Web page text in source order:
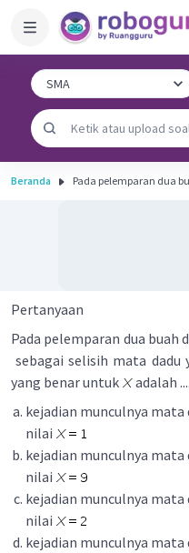
Beranda Pada pelemparan dua
Pertanyaan
Pada pelemparan dua buah
sebagai selisih mata dadu
yang benar untuk
adalah ....
kejadian munculnya mata
nilai
kejadian munculnya mata
nilai
kejadian munculnya mata
nilai
kejadian munculnya mata